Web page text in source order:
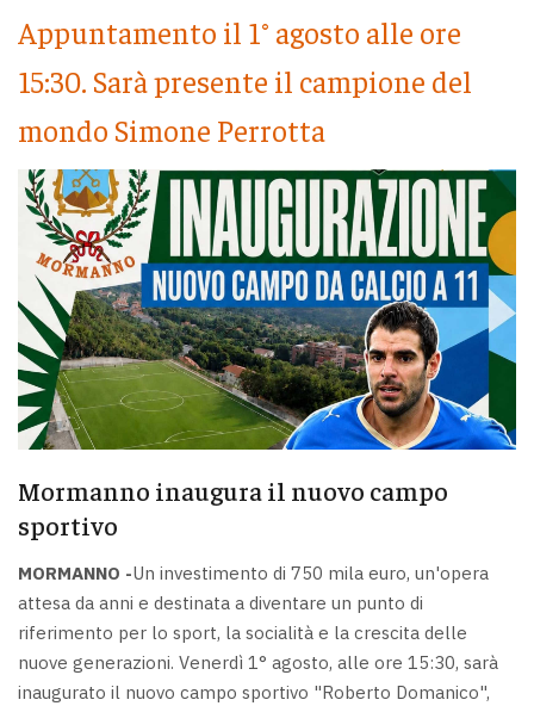
Appuntamento il 1° agosto alle ore
15:30. Sarà presente il campione del
mondo Simone Perrotta
Mormanno inaugura il nuovo campo
sportivo
MORMANNO -Un investimento di 750 mila euro, un'opera
attesa da anni e destinata a diventare un punto di
riferimento per lo sport, la socialità e la crescita delle
nuove generazioni. Venerdì 1° agosto, alle ore 15:30, sarà
inaugurato il nuovo campo sportivo "Roberto Domanico",